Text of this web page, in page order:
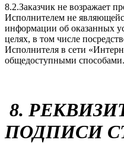
8.2.Заказчик не возражает
Исполнителем не
информации об оказанных
целях, в том числе
Исполнителя в сети
общедоступными способами.
8.
ПОДПИСИ